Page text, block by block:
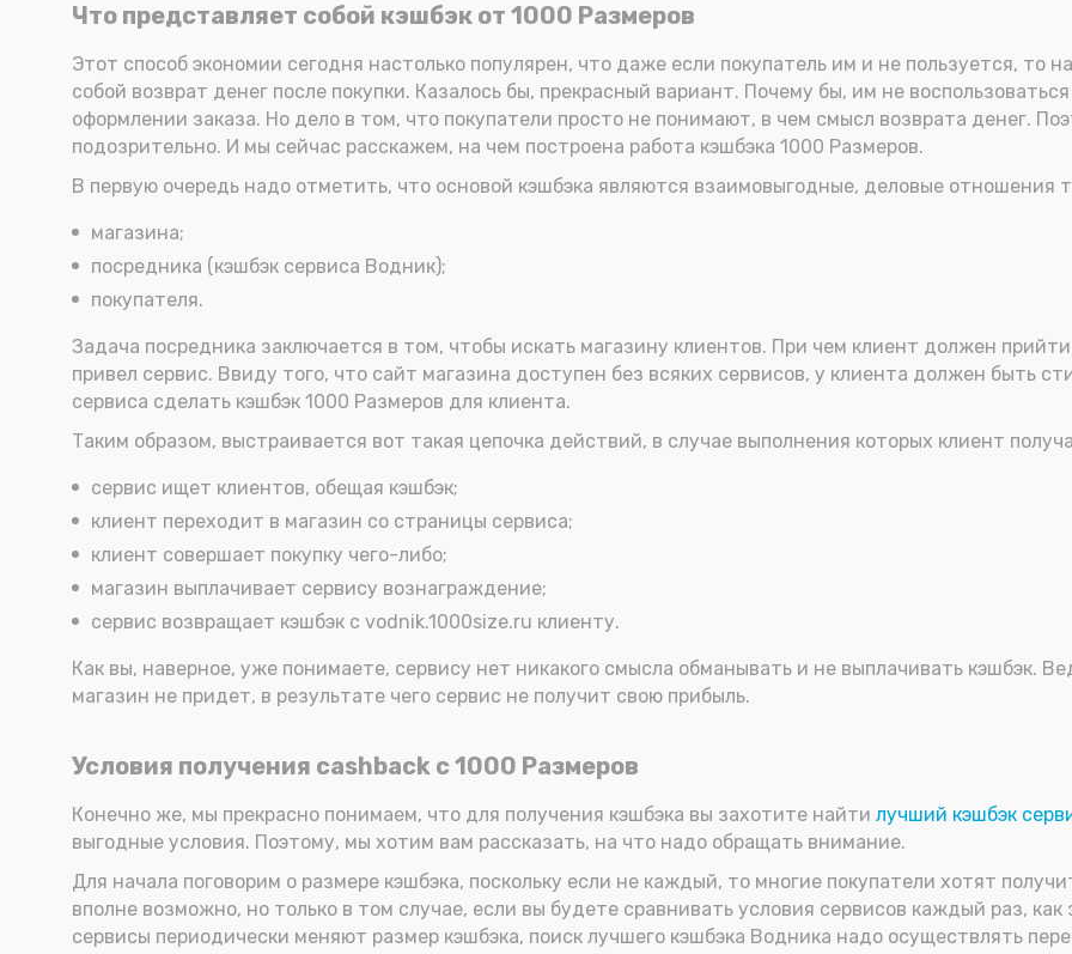
Что представляет собой кэшбэк от 1000 Размеров
Этот способ экономии сегодня настолько популярен, что даже если покупатель им и не пользуется, то
собой возврат денег после покупки. Казалось бы, прекрасный вариант. Почему бы, им не
оформлении заказа. Но дело в том, что покупатели просто не понимают, в чем смысл возврата денег.
подозрительно. И мы сейчас расскажем, на чем построена работа кэшбэка 1000 Размеров.
В первую очередь надо отметить, что основой кэшбэка являются взаимовыгодные, деловые отношения
магазина;
посредника (кэшбэк сервиса Водник);
покупателя.
Задача посредника заключается в том, чтобы искать магазину клиентов. При чем клиент должен
привел сервис. Ввиду того, что сайт магазина доступен без всяких сервисов, у клиента должен быть
сервиса сделать кэшбэк 1000 Размеров для клиента.
Таким образом, выстраивается вот такая цепочка действий, в случае выполнения которых клиент
сервис ищет клиентов, обещая кэшбэк;
клиент переходит в магазин со страницы сервиса;
клиент совершает покупку чего-либо;
магазин выплачивает сервису вознаграждение;
сервис возвращает кэшбэк с vodnik.1000size.ru клиенту.
Как вы, наверное, уже понимаете, сервису нет никакого смысла обманывать и не выплачивать кэшбэк.
магазин не придет, в результате чего сервис не получит свою прибыль.
Условия получения cashback с 1000 Размеров
Конечно же, мы прекрасно понимаем, что для получения кэшбэка вы захотите найти лучший кэшбэк
выгодные условия. Поэтому, мы хотим вам рассказать, на что надо обращать внимание.
Для начала поговорим о размере кэшбэка, поскольку если не каждый, то многие покупатели хотят
вполне возможно, но только в том случае, если вы будете сравнивать условия сервисов каждый раз,
сервисы периодически меняют размер кэшбэка, поиск лучшего кэшбэка Водника надо осуществлять